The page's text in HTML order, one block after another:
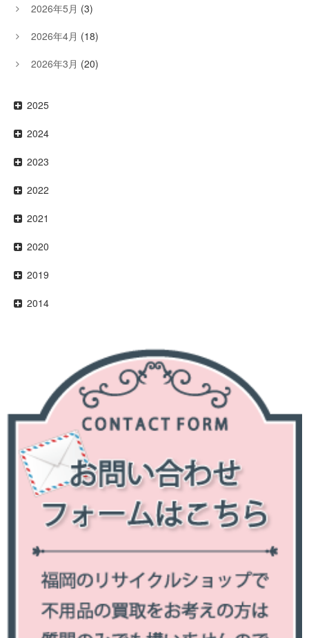
2026年5月 (3)
2026年4月 (18)
2026年3月 (20)
2025
2024
2023
2022
2021
2020
2019
2014